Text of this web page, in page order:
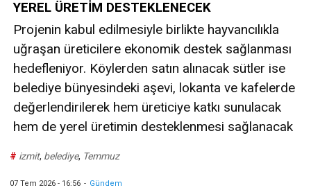
YEREL ÜRETİM DESTEKLENECEK
Projenin kabul edilmesiyle birlikte hayvancılıkla
uğraşan üreticilere ekonomik destek sağlanması
hedefleniyor. Köylerden satın alınacak sütler ise
belediye bünyesindeki aşevi, lokanta ve kafelerde
değerlendirilerek hem üreticiye katkı sunulacak
hem de yerel üretimin desteklenmesi sağlanacak
# izmit, belediye, Temmuz
07 Tem 2026 - 16:56 - Gündem